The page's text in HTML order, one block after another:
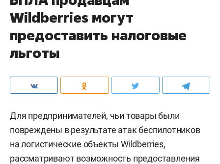
Wildberries могут
предоставить налоговые
льготы
Для предпринимателей, чьи товары были
повреждены в результате атак беспилотников
на логистические объекты Wildberries,
рассматривают возможность предоставления